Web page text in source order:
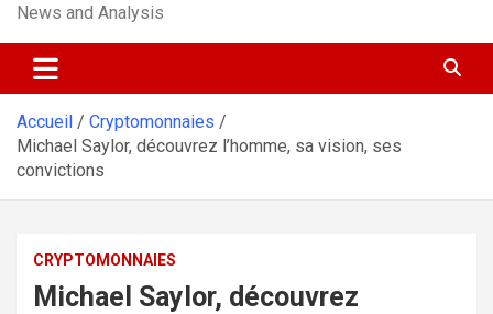
News and Analysis
Accueil
Cryptomonnaies
Michael Saylor, découvrez l’homme, sa vision, ses
convictions
CRYPTOMONNAIES
Michael Saylor, découvrez